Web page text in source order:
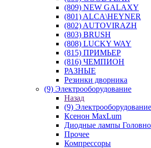
(809) NEW GALAXY
(801) ALCA\HEYNER
(802) AUTOVIRAZH
(803) BRUSH
(808) LUCKY WAY
(815) ПРИМЬЕР
(816) ЧЕМПИОН
РАЗНЫЕ
Резинки дворника
(9) Электрооборудование
Назад
(9) Электрооборудование
Ксенон MaxLum
Диодные лампы
Прочее
Компрессоры